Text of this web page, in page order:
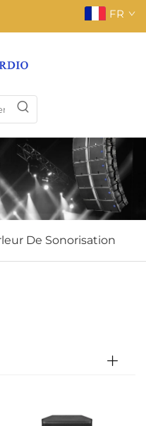
FR
De Sonorisation